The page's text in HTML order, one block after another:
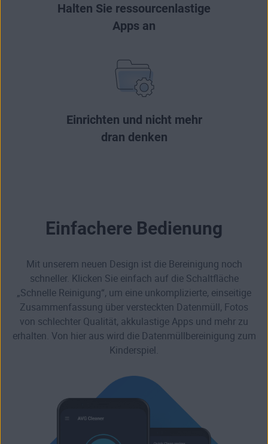
Halten Sie ressourcenlastige
Apps an
Einrichten und nicht mehr
dran denken
Einfachere Bedienung
Mit unserem neuen Design ist die Bereinigung noch
schneller. Klicken Sie einfach auf die Schaltfläche
„Schnelle Reinigung“, um eine unkomplizierte, einseitige
Zusammenfassung über versteckten Datenmüll, Fotos
von schlechter Qualität, akkulastige Apps und mehr zu
erhalten. Von hier aus wird die Datenmüllbereinigung zum
Kinderspiel.